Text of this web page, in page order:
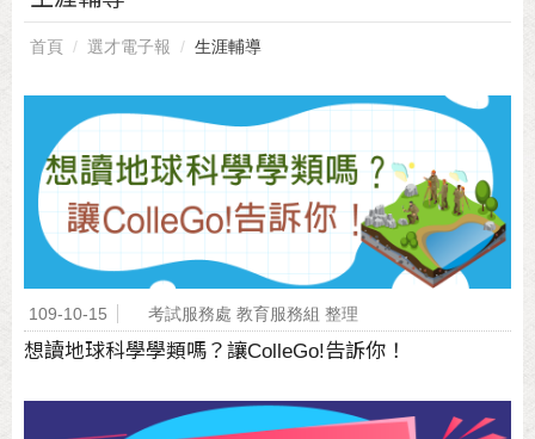
首頁 選才電子報 生涯輔導
109-10-15 考試服務處 教育服務組 整理
想讀地球科學學類嗎？讓ColleGo!告訴你！